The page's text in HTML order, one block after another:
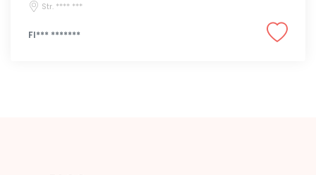
Str. **** ***
FI*** *******